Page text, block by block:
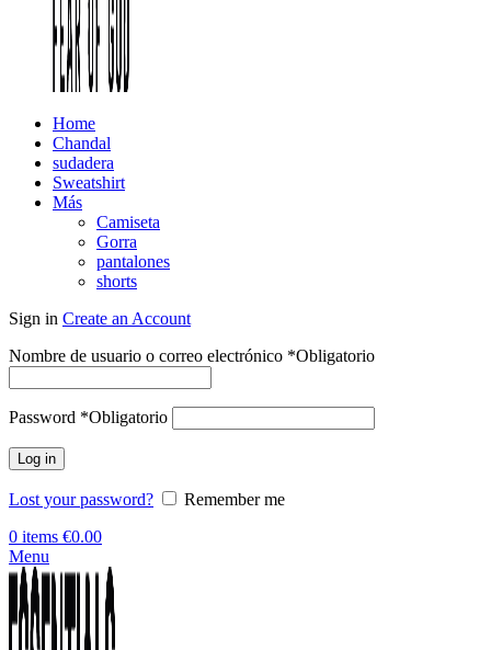
Home
Chandal
sudadera
Sweatshirt
Más
Camiseta
Gorra
pantalones
shorts
Sign in Create an Account
Nombre de usuario o correo electrónico *Obligatorio
Password *Obligatorio
Log in
Lost your password?
Remember me
0 items €0.00
Menu